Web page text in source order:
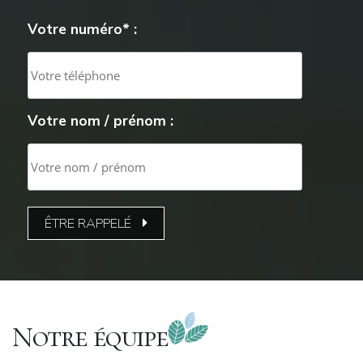
Votre numéro* :
Votre nom / prénom :
ÊTRE RAPPELÉ
Notre équipe